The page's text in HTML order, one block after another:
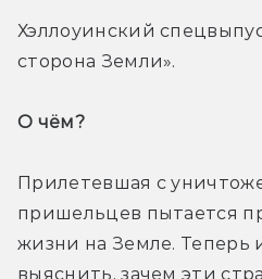
Хэллоуинский
сторона Земли».
О чём?
Прилетевшая с
пришельцев пытается
жизни на Земле. Теперь
выяснить, зачем эти